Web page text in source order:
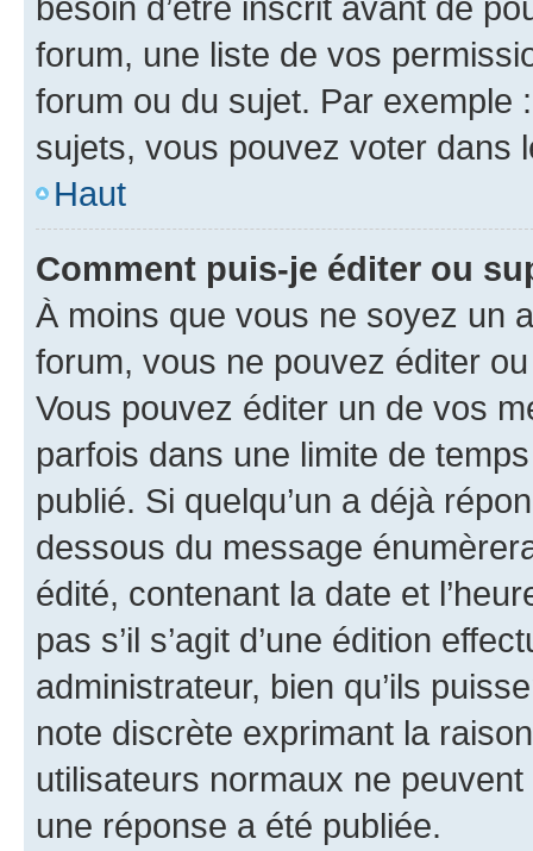
forum, une liste de vos
forum ou du sujet. Par exemple
sujets, vous pouvez voter dans
Haut
Comment puis-je éditer ou
À moins que vous ne soyez un
forum, vous ne pouvez éditer
Vous pouvez éditer un de vos
parfois dans une limite de
publié. Si quelqu’un a déjà
dessous du message
édité, contenant la date et
pas s’il s’agit d’une édition
administrateur, bien qu’ils
note discrète exprimant la
utilisateurs normaux ne
une réponse a été publiée.